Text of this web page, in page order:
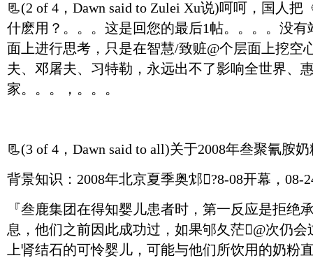
📃(2 of 4，Dawn said to Zulei Xu说)呵呵，国人
什麽用？。。。这是回您的最后1帖。。。。没
面上进行思考，只是在智慧/致赃@个层面上挖空
夫、邓屠夫、习特勒，永远出不了影响全世界、
家。。。，。。。
📃(3 of 4，Dawn said to all)关于2008年叁聚氰胺
背景知识：2008年北京夏季奥邥?8-08开幕，08-
『叁鹿集团在得知婴儿患者时，第一反应是拒绝
息，他们之前因此成功过，如果邭夂茫@次仍
上肾结石的可怜婴儿，可能与他们所饮用的奶粉